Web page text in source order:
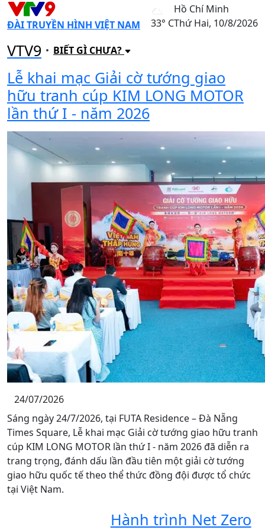
ĐÀI TRUYỀN HÌNH VIỆT NAM 33° C
Hồ Chí Minh
Thứ Hai, 10/8/2026
VTV9 BIẾT GÌ CHƯA?
Lễ khai mạc Giải cờ tướng giao
hữu tranh cúp KIM LONG MOTOR
lần thứ I - năm 2026
24/07/2026
Sáng ngày 24/7/2026, tại FUTA Residence – Đà Nẵng
Times Square, Lễ khai mạc Giải cờ tướng giao hữu tranh
cúp KIM LONG MOTOR lần thứ I - năm 2026 đã diễn ra
trang trọng, đánh dấu lần đầu tiên một giải cờ tướng
giao hữu quốc tế theo thể thức đồng đội được tổ chức
tại Việt Nam.
Hành trình Net Zero